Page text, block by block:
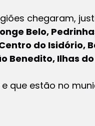
chegaram,
Belo,
do Isidório,
Benedito, Ilhas do
que estão no